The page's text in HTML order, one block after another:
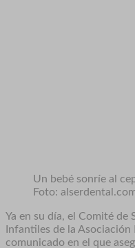
Un bebé sonríe al
Foto:
Ya en su día, el Comité de
Infantiles de la
comunicado en el que